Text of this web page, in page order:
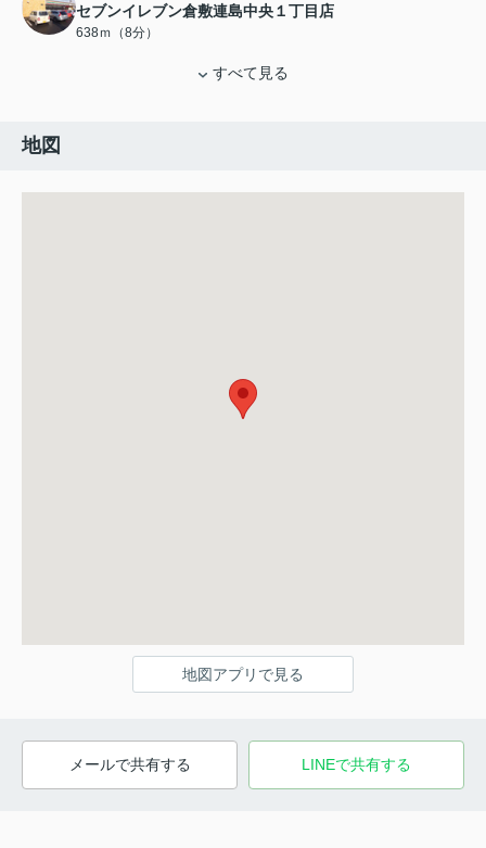
セブンイレブン倉敷連島中央１丁目店
638ｍ（8分）
すべて見る
地図
地図アプリで見る
メールで共有する LINEで共有する